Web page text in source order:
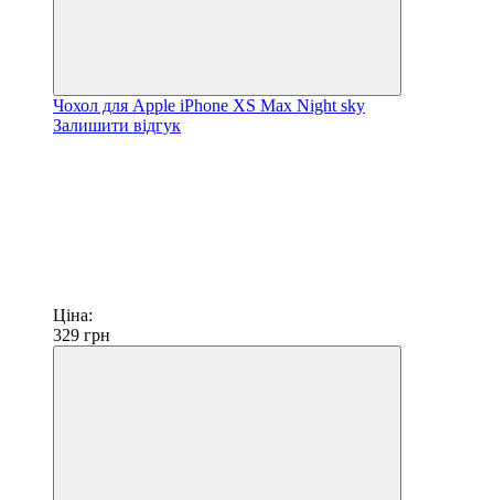
Чохол для Apple iPhone XS Max Night sky
Залишити відгук
Ціна:
329 грн